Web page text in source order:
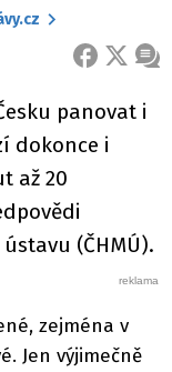
FACEBOOK
X
panovat i
dokonce i
až 20
(ČHMÚ).
zejména v
Jen výjimečně